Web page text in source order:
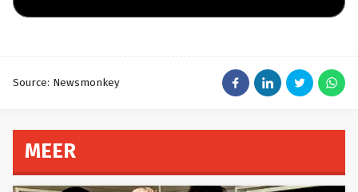
Source: Newsmonkey
MEER